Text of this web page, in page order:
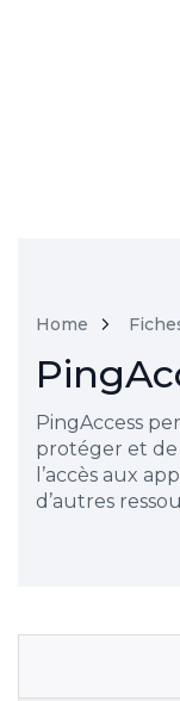
Home
PingAccess
protéger et
l’accès aux
d’autres